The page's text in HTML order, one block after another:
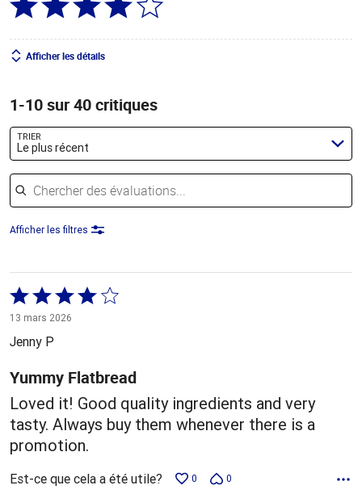
Afficher les détails
1-10 sur 40 critiques
TRIER
Le plus récent
Chercher des évaluations
Afficher les filtres
Coté
4 sur
5
13 mars 2026
Jenny P
Yummy Flatbread
Loved it! Good quality ingredients and very
tasty. Always buy them whenever there is a
promotion.
Est-ce que cela a été utile? 0 0